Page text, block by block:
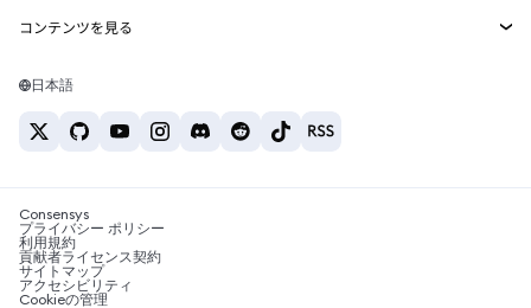
Web3サービス
サポート
キャリア
お問い合わせ
Tetherの価格
USDT→INR
BTC→INR
ETH→USDT
ETHの購入
USDTの購入
SHIBの購入
BNBの購入
コンテンツを見る
Solanaウォレット
税制関連ニュース
暗号資産の購入方法は？
ビットコインを売るには？
日本語
Consensys
プライバシー ポリシー
利用規約
貢献者ライセンス契約
サイトマップ
アクセシビリティ
Cookieの管理